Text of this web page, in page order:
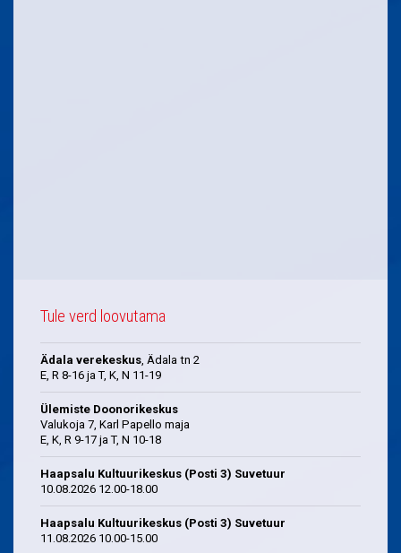
Tule verd loovutama
Ädala verekeskus, Ädala tn 2
E, R 8-16 ja T, K, N 11-19
Ülemiste Doonorikeskus
Valukoja 7, Karl Papello maja
E, K, R 9-17 ja T, N 10-18
Haapsalu Kultuurikeskus (Posti 3) Suvetuur
10.08.2026 12.00-18.00
Haapsalu Kultuurikeskus (Posti 3) Suvetuur
11.08.2026 10.00-15.00